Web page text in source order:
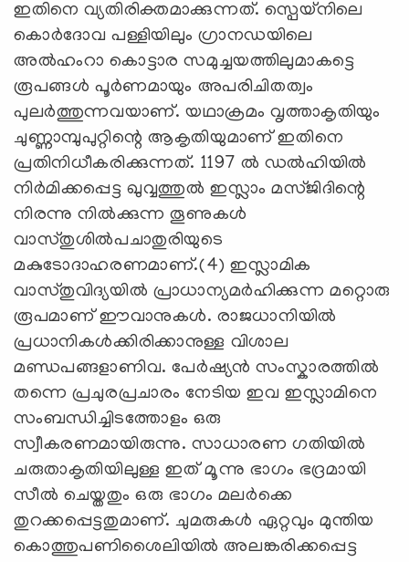
ഇതിനെ വ്യതിരിക്തമാക്കുന്നത്‌. സ്പെയ്നിലെ
കൊർദോവ പള്ളിയിലും ഗ്രാനഡയിലെ
അൽഹംറാ കൊട്ടാര സമുച്ചയത്തിലുമാകട്ടെ
രൂപങ്ങൾ പൂർണമായും അപരിചിതത്വം
പുലർത്തുന്നവയാണ്‌. യഥാക്രമം വൃത്താകൃതിയും
ചുണ്ണാമ്പുപുറ്റിന്റെ ആകൃതിയുമാണ്‌ ഇതിനെ
പ്രതിനിധീകരിക്കുന്നത്‌. 1197 ൽ ഡൽഹിയിൽ
നിർമിക്കപ്പെട്ട ഖുവ്വത്തുൽ ഇസ്ലാം മസ്ജിദിന്റെ
നിരന്നു നിൽക്കുന്ന തൂണുകൾ
വാസ്തുശിൽപചാതുരിയുടെ
മകുടോദാഹരണമാണ്‌.(4) ഇസ്ലാമിക
വാസ്തുവിദ്യയിൽ പ്രാധാന്യമർഹിക്കുന്ന മറ്റൊരു
രൂപമാണ്‌ ഈവാനുകൾ. രാജധാനിയിൽ
പ്രധാനികൾക്കിരിക്കാനുള്ള വിശാല
മണ്ഡപങ്ങളാണിവ. പേർഷ്യൻ സംസ്കാരത്തിൽ
തന്നെ പ്രചുരപ്രചാരം നേടിയ ഇവ ഇസ്ലാമിനെ
സംബന്ധിച്ചിടത്തോളം ഒരു
സ്വീകരണമായിരുന്നു. സാധാരണ ഗതിയിൽ
ചരുതാകൃതിയിലുള്ള ഇത്‌ മൂന്നു ഭാഗം ഭദ്രമായി
സീൽ ചെയ്തതും ഒരു ഭാഗം മലർക്കെ
തുറക്കപ്പെട്ടതുമാണ്‌. ചുമരുകൾ ഏറ്റവും മുന്തിയ
കൊത്തുപണിശൈലിയിൽ അലങ്കരിക്കപ്പെട്ട